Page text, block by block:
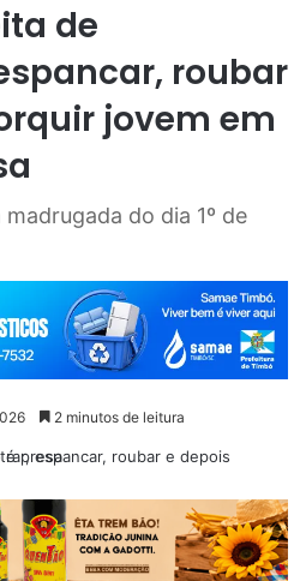
de
roubar
jovem em
do dia 1º de
2 minutos de leitura